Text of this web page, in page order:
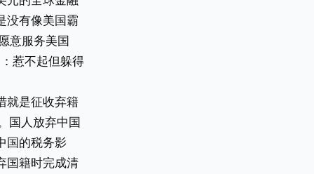
没有像美国霸
意服务美国
惹不起但躲得
就是征收弃籍
国人放弃中国
国的税务影
国籍时完成清